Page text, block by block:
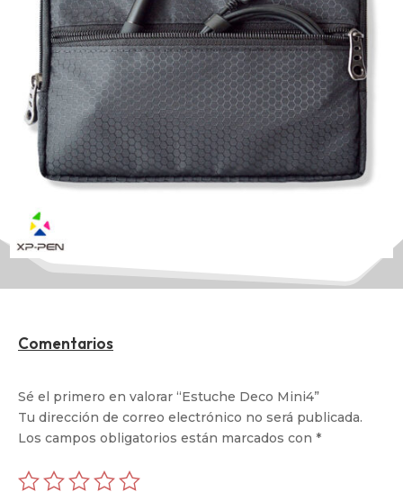
Comentarios
Sé el primero en valorar “Estuche Deco Mini4”
Tu dirección de correo electrónico no será publicada.
Los campos obligatorios están marcados con *